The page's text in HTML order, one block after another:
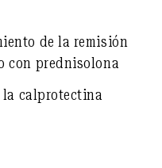
de la remisión
con prednisolona
la calprotectina